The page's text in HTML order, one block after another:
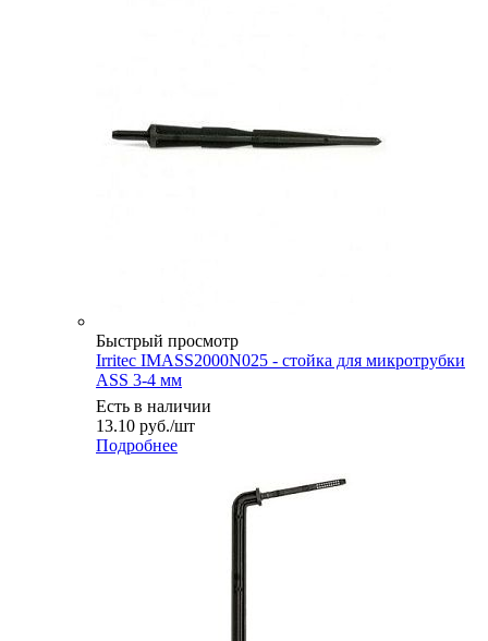
Быстрый просмотр
Irritec IMASS2000N025 - стойка для микротрубки
ASS 3-4 мм
Есть в наличии
13.10 руб./шт
Подробнее